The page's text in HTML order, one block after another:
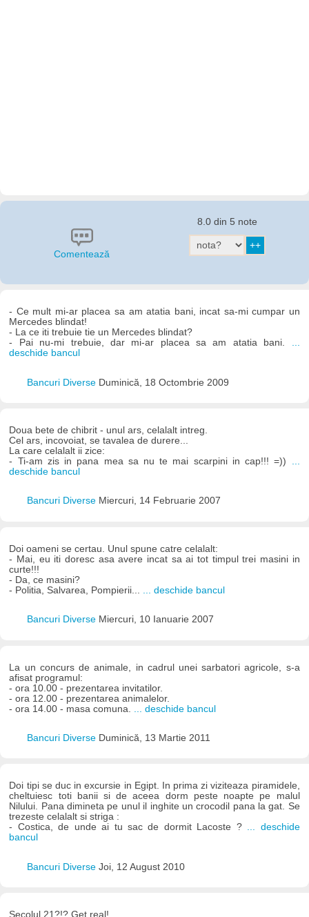
Comentează
8.0 din 5 note
- Ce mult mi-ar placea sa am atatia bani, incat sa-mi cumpar un
Mercedes blindat!
- La ce iti trebuie tie un Mercedes blindat?
- Pai nu-mi trebuie, dar mi-ar placea sa am atatia bani. ...
deschide bancul
Bancuri Diverse Duminică, 18 Octombrie 2009
Doua bete de chibrit - unul ars, celalalt intreg.
Cel ars, incovoiat, se tavalea de durere...
La care celalalt ii zice:
- Ti-am zis in pana mea sa nu te mai scarpini in cap!!! =)) ...
deschide bancul
Bancuri Diverse Miercuri, 14 Februarie 2007
Doi oameni se certau. Unul spune catre celalalt:
- Mai, eu iti doresc asa avere incat sa ai tot timpul trei masini in
curte!!!
- Da, ce masini?
- Politia, Salvarea, Pompierii...
... deschide bancul
Bancuri Diverse Miercuri, 10 Ianuarie 2007
La un concurs de animale, in cadrul unei sarbatori agricole, s-a
afisat programul:
- ora 10.00 - prezentarea invitatilor.
- ora 12.00 - prezentarea animalelor.
- ora 14.00 - masa comuna.
... deschide bancul
Bancuri Diverse Duminică, 13 Martie 2011
Doi tipi se duc in excursie in Egipt. In prima zi viziteaza piramidele,
cheltuiesc toti banii si de aceea dorm peste noapte pe malul
Nilului. Pana dimineta pe unul il inghite un crocodil pana la gat. Se
trezeste celalalt si striga :
- Costica, de unde ai tu sac de dormit Lacoste ? ... deschide
bancul
Bancuri Diverse Joi, 12 August 2010
Secolul 21?!? Get real!